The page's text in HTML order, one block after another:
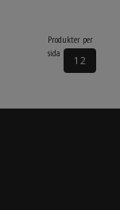
Produkter per
sida
12